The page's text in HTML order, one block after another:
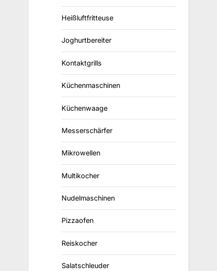
Heißluftfritteuse
Joghurtbereiter
Kontaktgrills
Küchenmaschinen
Küchenwaage
Messerschärfer
Mikrowellen
Multikocher
Nudelmaschinen
Pizzaofen
Reiskocher
Salatschleuder